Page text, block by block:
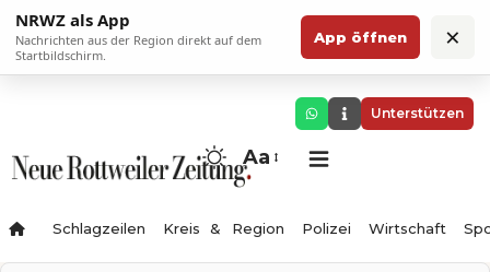
NRWZ als App
Nachrichten aus der Region direkt auf dem
Startbildschirm.
App öffnen ×
Unterstützen
Aa
Schlagzeilen Kreis & Region Polizei Wirtschaft